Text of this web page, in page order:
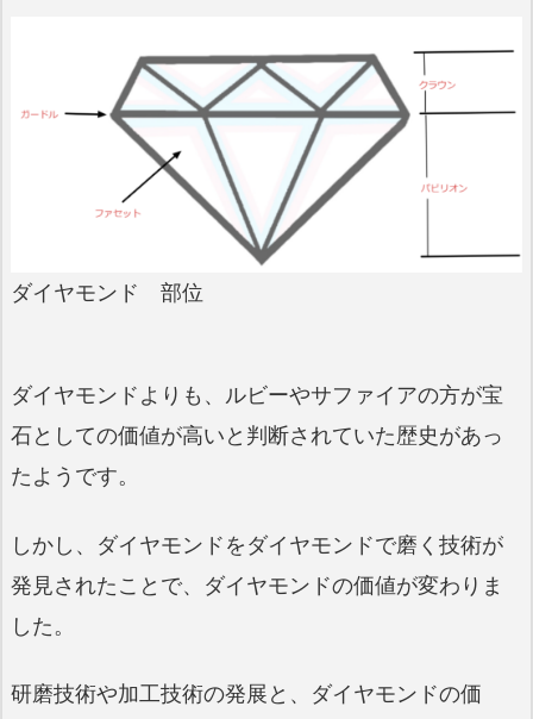
ダイヤモンド 部位
ダイヤモンドよりも、ルビーやサファイアの方が宝
石としての価値が高いと判断されていた歴史があっ
たようです。
しかし、ダイヤモンドをダイヤモンドで磨く技術が
発見されたことで、ダイヤモンドの価値が変わりま
した。
研磨技術や加工技術の発展と、ダイヤモンドの価